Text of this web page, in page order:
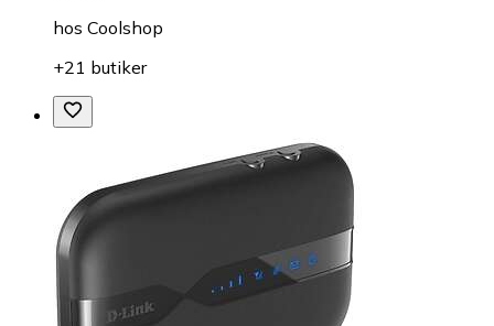
hos Coolshop
+21 butiker